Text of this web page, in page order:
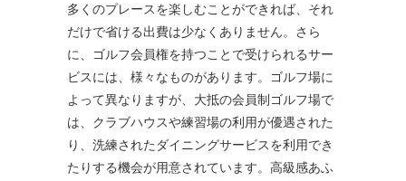
多くのプレースを楽しむことができれば、それ
だけで省ける出費は少なくありません。さら
に、ゴルフ会員権を持つことで受けられるサー
ビスには、様々なものがあります。ゴルフ場に
よって異なりますが、大抵の会員制ゴルフ場で
は、クラブハウスや練習場の利用が優遇された
り、洗練されたダイニングサービスを利用でき
たりする機会が用意されています。高級感あふ